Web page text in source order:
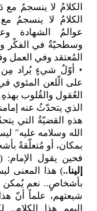
الكلامُ لا ينسجمُ مع
الكلامُ لا ينسجمُ
عوالمُ الشهادة
وسطحيّةٌ في الفكْر
المُعتقد وفي
•
أوّلُ شيءٍ يُراد مِن
على الّلعن المئوي
العُقول والقُلوب
الذي يتحدّثُ عنه
هذهِ القضيّةُ التي
الله وسلامه عليه"
بمكان، أو مُتعلّقةً
فحين يقول الإمام: (
إلينا..) هذا المعنى
بأشخاصٍ.. نعم يُمكن
شيعتهم، علماً أنّ
إليهم هذا